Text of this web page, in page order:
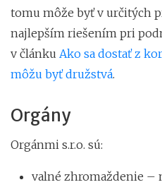
tomu môže byť v určitých
najlepším riešením pri
v článku Ako sa dostať z
môžu byť družstvá.
Orgány
Orgánmi s.r.o. sú:
valné zhromaždenie –